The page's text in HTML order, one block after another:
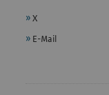
X
E-Mail